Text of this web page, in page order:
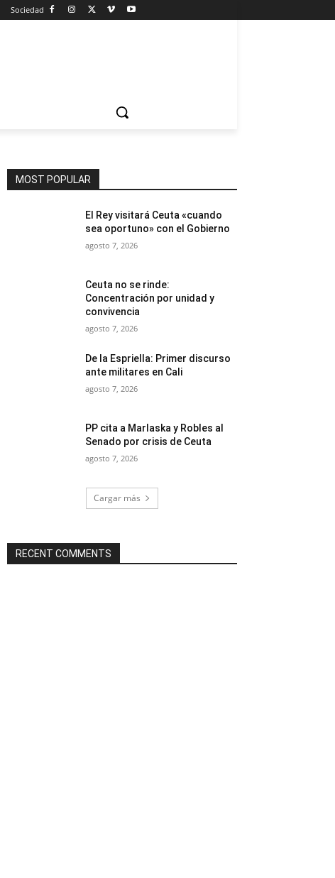
Sociedad
MOST POPULAR
El Rey visitará Ceuta «cuando
sea oportuno» con el Gobierno
agosto 7, 2026
Ceuta no se rinde:
Concentración por unidad y
convivencia
agosto 7, 2026
De la Espriella: Primer discurso
ante militares en Cali
agosto 7, 2026
PP cita a Marlaska y Robles al
Senado por crisis de Ceuta
agosto 7, 2026
Cargar más
RECENT COMMENTS